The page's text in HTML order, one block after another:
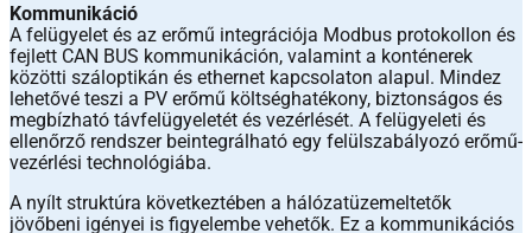
Kommunikáció
A felügyelet és az erőmű integrációja Modbus protokollon és
fejlett CAN BUS kommunikáción, valamint a konténerek
közötti száloptikán és ethernet kapcsolaton alapul. Mindez
lehetővé teszi a PV erőmű költséghatékony, biztonságos és
megbízható távfelügyeletét és vezérlését. A felügyeleti és
ellenőrző rendszer beintegrálható egy felülszabályozó erőmű-
vezérlési technológiába.
A nyílt struktúra következtében a hálózatüzemeltetők
jövőbeni igényei is figyelembe vehetők. Ez a kommunikációs